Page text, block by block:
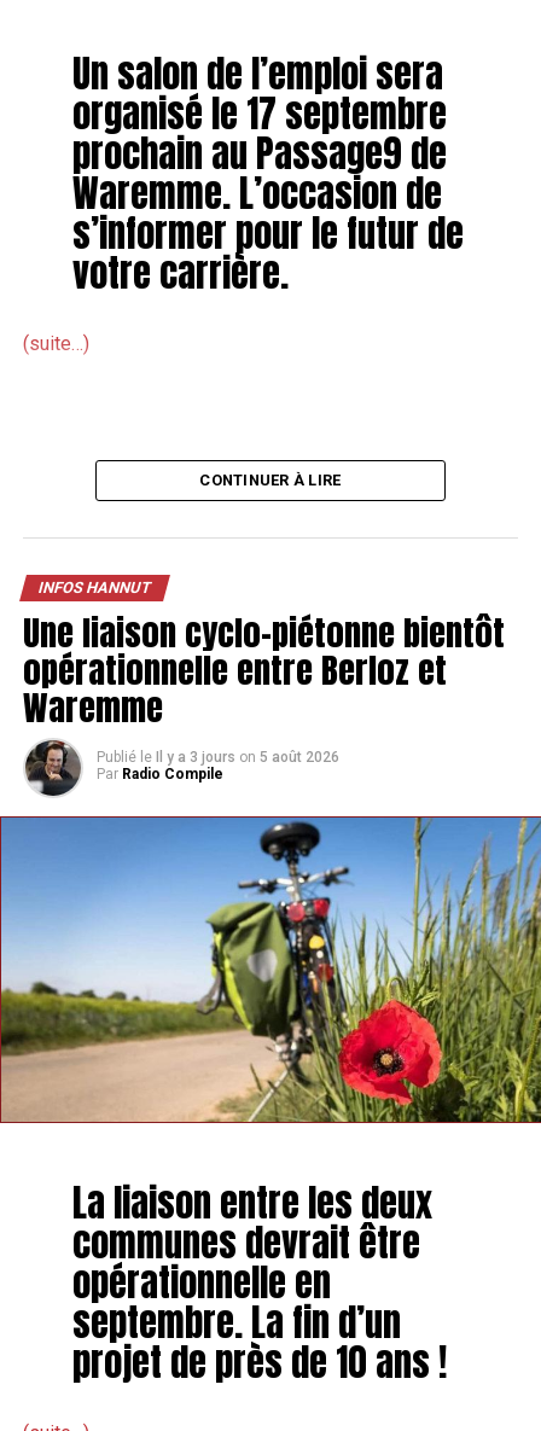
Un salon de l’emploi sera
organisé le 17 septembre
prochain au Passage9 de
Waremme. L’occasion de
s’informer pour le futur de
votre carrière.
(suite…)
CONTINUER À LIRE
INFOS HANNUT
Une liaison cyclo-piétonne bientôt
opérationnelle entre Berloz et
Waremme
Publié le Il y a 3 jours on 5 août 2026
Par Radio Compile
La liaison entre les deux
communes devrait être
opérationnelle en
septembre. La fin d’un
projet de près de 10 ans !